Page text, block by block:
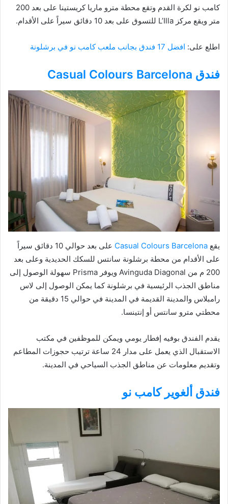
كامب نو لكرة القدم وتقع محطة مترو ماريا كريستينا على بعد 200
متر ويقع مركز L’Illa للتسوق على بعد 10 دقائق سيراً على الأقدام.
اطلع على: افضل 17 فندق بجانب ملعب كامب نو في برشلونة
فندق Casual Colours Barcelona
يقع Casual Colours Barcelona
على بعد حوالي 10 دقائق سيراً
على الأقدام من محطة برشلونة سانتس للسكك الحديدية وعلى بعد
200 م من Avinguda Diagonal ويوفر Prisma سهولة الوصول إلى
مناطق الجذب الرئيسية في برشلونة كما يمكن الوصول إلى لاس
رامبلاس والمدينة القديمة في المدينة في حوالي 15 دقيقة من
محطتي مترو سانتس أو إنتينسا.
يقدم الفندق بوفيه إفطار يومي ويمكن للموظفين في مكتب
الاستقبال الذي يعمل على مدار 24 ساعة ترتيب حجوزات المطاعم
وتقديم معلومات عن مناطق الجذب السياحي في المدينة.
فندق ألغوير كامب نو